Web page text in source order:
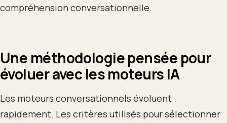
compréhension conversationnelle.
Une méthodologie pensée pour
évoluer avec les moteurs IA
Les moteurs conversationnels évoluent
rapidement. Les critères utilisés pour sélectionner